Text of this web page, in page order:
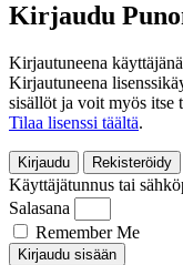
Kirjaudu
Kirjautuneena
Kirjautuneena
sisällöt ja voit myös itse
Tilaa lisenssi täältä.
Kirjaudu Rekisteröidy
Käyttäjätunnus tai
Salasana
Remember Me
Kirjaudu sisään